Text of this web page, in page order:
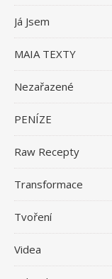
Já Jsem
MAIA TEXTY
Nezařazené
PENÍZE
Raw Recepty
Transformace
Tvoření
Videa